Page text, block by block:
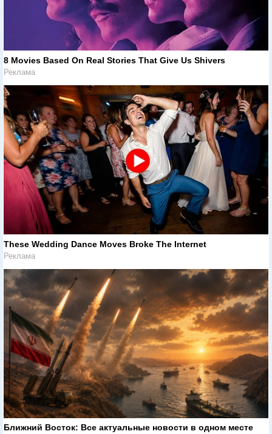
8 Movies Based On Real Stories That Give Us Shivers
Реклама
These Wedding Dance Moves Broke The Internet
Реклама
Ближний Восток: Все актуальные новости в одном месте